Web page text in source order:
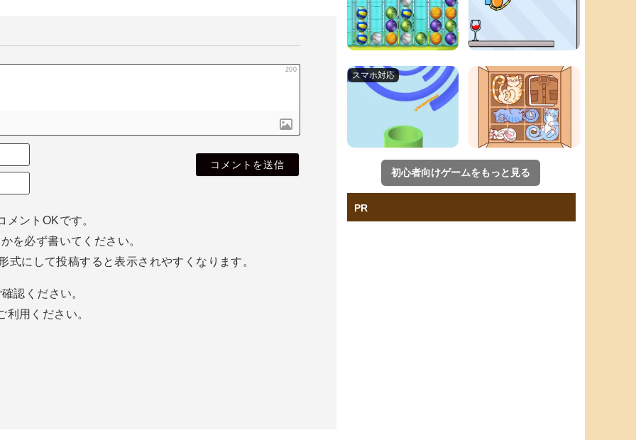
200
名
無
さ
E
m
（
空
欄
で
o
k
ントOKです。
を必ず書いてください。
にして投稿すると表示されやすくなります。
認ください。
用ください。
初心者向けゲームをもっと見る
PR